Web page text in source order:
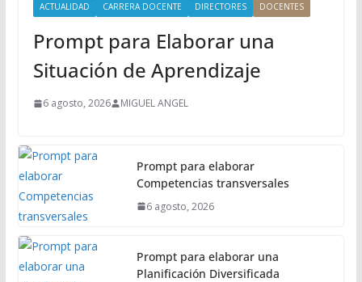
ACTUALIDAD CARRERA DOCENTE DIRECTORES DOCENTES
Prompt para Elaborar una
Situación de Aprendizaje
6 agosto, 2026 MIGUEL ANGEL
Prompt para elaborar
Competencias transversales
6 agosto, 2026
Prompt para elaborar una
Planificación Diversificada